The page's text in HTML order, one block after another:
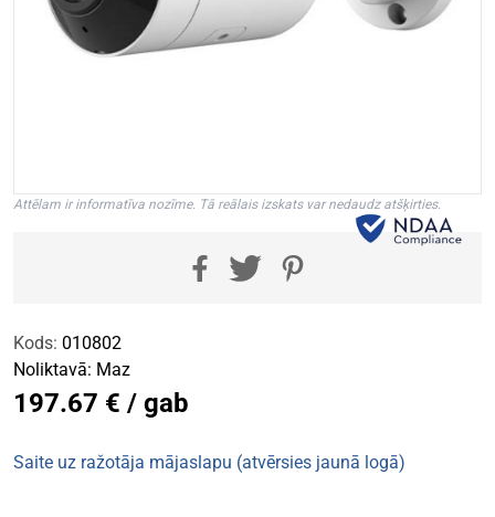
Attēlam ir informatīva nozīme. Tā reālais izskats var nedaudz atšķirties.
Kods: 010802
Noliktavā: Maz
197.67 € / gab
Saite uz ražotāja mājaslapu (atvērsies jaunā logā)